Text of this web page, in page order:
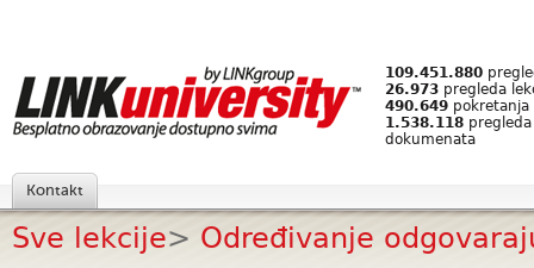
109.451.880
26.973 pregleda
490.649 pokretanja
1.538.118
dokumenata
Kontakt
Sve lekcije> Određivanje